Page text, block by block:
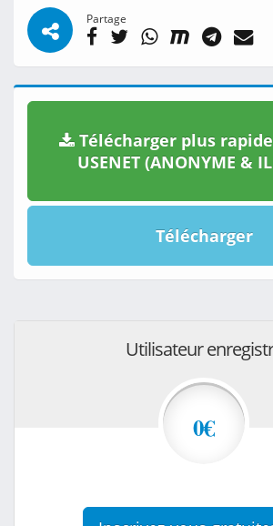
Partage
Télécharger plus
USENET (ANONYME &
Télécharger
Utilisateur
0€